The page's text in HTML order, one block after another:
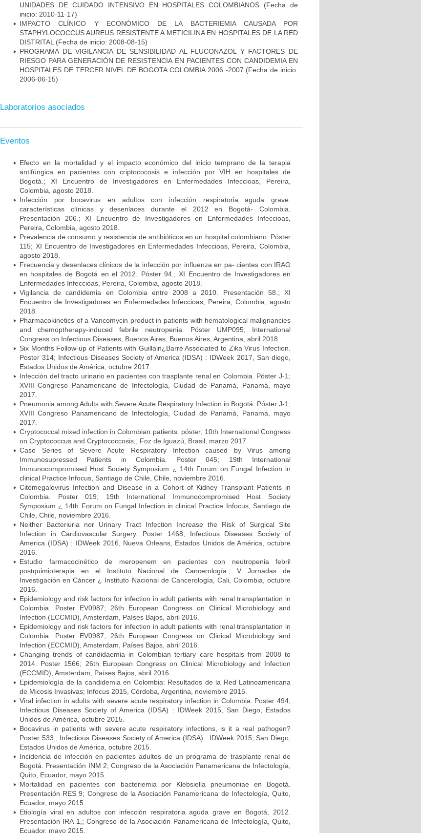
UNIDADES DE CUIDADO INTENSIVO EN HOSPITALES COLOMBIANOS (Fecha de
inicio: 2010-11-17)
IMPACTO CLÍNICO Y ECONÓMICO DE LA BACTERIEMIA CAUSADA POR
STAPHYLOCOCCUS AUREUS RESISTENTE A METICILINA EN HOSPITALES DE LA RED
DISTRITAL (Fecha de inicio: 2008-08-15)
PROGRAMA DE VIGILANCIA DE SENSIBILIDAD AL FLUCONAZOL Y FACTORES DE
RIESGO PARA GENERACIÓN DE RESISTENCIA EN PACIENTES CON CANDIDEMIA EN
HOSPITALES DE TERCER NIVEL DE BOGOTA COLOMBIA 2006 -2007 (Fecha de inicio:
2006-06-15)
Laboratorios asociados
Eventos
Efecto en la mortalidad y el impacto económico del inicio temprano de la terapia
antifúngica en pacientes con criptococosis e infección por VIH en hospitales de
Bogotá.; XI Encuentro de Investigadores en Enfermedades Infeccioas, Pereira,
Colombia, agosto 2018.
Infección por bocavirus en adultos con infección respiratoria aguda grave:
características clínicas y desenlaces durante el 2012 en Bogotá- Colombia.
Presentación 206.; XI Encuentro de Investigadores en Enfermedades Infeccioas,
Pereira, Colombia, agosto 2018.
Prevalencia de consumo y resistencia de antibióticos en un hospital colombiano. Póster
115; XI Encuentro de Investigadores en Enfermedades Infeccioas, Pereira, Colombia,
agosto 2018.
Frecuencia y desenlaces clínicos de la infección por influenza en pa- cientes con IRAG
en hospitales de Bogotá en el 2012. Póster 94.; XI Encuentro de Investigadores en
Enfermedades Infeccioas, Pereira, Colombia, agosto 2018.
Vigilancia de candidemia en Colombia entre 2008 a 2010. Presentación 58.; XI
Encuentro de Investigadores en Enfermedades Infeccioas, Pereira, Colombia, agosto
2018.
Pharmacokinetics of a Vancomycin product in patients with hematological malignancies
and chemoptherapy-induced febrile neutropenia. Póster UMP095; International
Congress on Infectious Diseases, Buenos Aires, Buenos Aires, Argentina, abril 2018.
Six Months Follow-up of Patients with Guillain¿Barré Associated to Zika Virus Infection.
Poster 314; Infectious Diseases Society of America (IDSA) : IDWeek 2017, San diego,
Estados Unidos de América, octubre 2017.
Infección del tracto urinario en pacientes con trasplante renal en Colombia. Póster J-1;
XVIII Congreso Panamericano de Infectología, Ciudad de Panamá, Panamá, mayo
2017.
Pneumonia among Adults with Severe Acute Respiratory Infection in Bogotá. Póster J-1;
XVIII Congreso Panamericano de Infectología, Ciudad de Panamá, Panamá, mayo
2017.
Cryptococcal mixed infection in Colombian patients. póster; 10th International Congress
on Cryptococcus and Cryptococcosis,, Foz de Iguazú, Brasil, marzo 2017.
Case Series of Severe Acute Respiratory Infection caused by Virus among
Immunosupressed Patients in Colombia. Poster 045; 19th International
Immunocompromised Host Society Symposium ¿ 14th Forum on Fungal Infection in
clinical Practice Infocus, Santiago de Chile, Chile, noviembre 2016.
Citomegalovirus Infection and Disease in a Cohort of Kidney Transplant Patients in
Colombia. Poster 019; 19th International Immunocompromised Host Society
Symposium ¿ 14th Forum on Fungal Infection in clinical Practice Infocus, Santiago de
Chile, Chile, noviembre 2016.
Neither Bacteriuria nor Urinary Tract Infection Increase the Risk of Surgical Site
Infection in Cardiovascular Surgery. Poster 1468; Infectious Diseases Society of
America (IDSA) : IDWeek 2016, Nueva Orleans, Estados Unidos de América, octubre
2016.
Estudio farmacocinético de meropenem en pacientes con neutropenia febril
postquimioterapia en el Instituto Nacional de Cancerología.; V Jornadas de
Investigación en Cáncer ¿ Instituto Nacional de Cancerología, Cali, Colombia, octubre
2016.
Epidemiology and risk factors for infection in adult patients with renal transplantation in
Colombia. Poster EV0987; 26th European Congress on Clinical Microbiology and
Infection (ECCMID), Amsterdam, Países Bajos, abril 2016.
Epidemiology and risk factors for infection in adult patients with renal transplantation in
Colombia. Poster EV0987; 26th European Congress on Clinical Microbiology and
Infection (ECCMID), Amsterdam, Países Bajos, abril 2016.
Changing trends of candidaemia in Colombian tertiary care hospitals from 2008 to
2014. Poster 1566; 26th European Congress on Clinical Microbiology and Infection
(ECCMID), Amsterdam, Países Bajos, abril 2016.
Epidemiología de la candidemia en Colombia: Resultados de la Red Latinoamericana
de Micosis Invasivas; Infocus 2015, Córdoba, Argentina, noviembre 2015.
Viral infection in adults with severe acute respiratory infection in Colombia. Poster 494;
Infectious Diseases Society of America (IDSA) : IDWeek 2015, San Diego, Estados
Unidos de América, octubre 2015.
Bocavirus in patients with severe acute respiratory infections, is it a real pathogen?
Poster 533.; Infectious Diseases Society of America (IDSA) : IDWeek 2015, San Diego,
Estados Unidos de América, octubre 2015.
Incidencia de infección en pacientes adultos de un programa de trasplante renal de
Bogotá. Presentación INM 2; Congreso de la Asociación Panamericana de Infectología,
Quito, Ecuador, mayo 2015.
Mortalidad en pacientes con bacteriemia por Klebsiella pneumoniae en Bogotá.
Presentación RES 9; Congreso de la Asociación Panamericana de Infectología, Quito,
Ecuador, mayo 2015.
Etiología viral en adultos con infección respiratoria aguda grave en Bogotá, 2012.
Presentación IRA 1,; Congreso de la Asociación Panamericana de Infectología, Quito,
Ecuador, mayo 2015.